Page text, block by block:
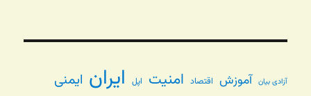
آزادی بیان آموزش اقتصاد امنیت اپل ایران ایمنی